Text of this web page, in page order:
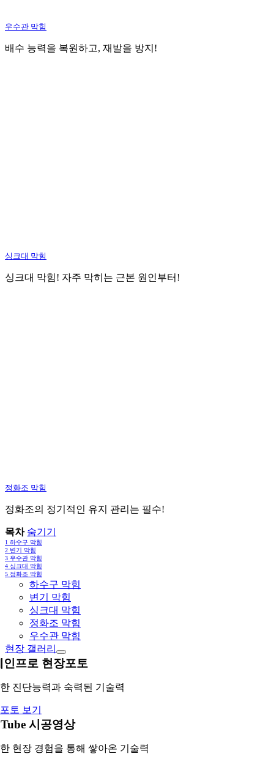
우수관 막힘
배수 능력을 복원하고, 재발을 방지!
싱크대 막힘
싱크대 막힘! 자주 막히는 근본 원인부터!
정화조 막힘
정화조의 정기적인 유지 관리는 필수!
목차 숨기기
1 하수구 막힘
2 변기 막힘
3 우수관 막힘
4 싱크대 막힘
5 정화조 막힘
하수구 막힘
변기 막힘
싱크대 막힘
정화조 막힘
우수관 막힘
현장 갤러리
인프로 현장포토
진단능력과 숙력된 기술력
토 보기
시공영상
현장 경험을 통해 쌓아온 기술력